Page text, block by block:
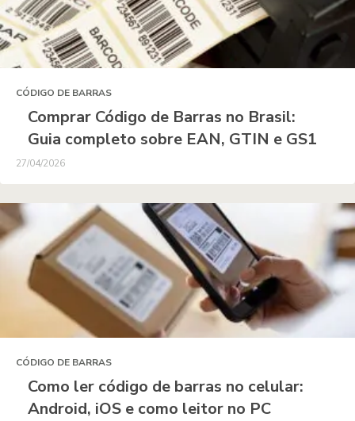
CÓDIGO DE BARRAS
Comprar Código de Barras no Brasil:
Guia completo sobre EAN, GTIN e GS1
27/04/2026
CÓDIGO DE BARRAS
Como ler código de barras no celular:
Android, iOS e como leitor no PC